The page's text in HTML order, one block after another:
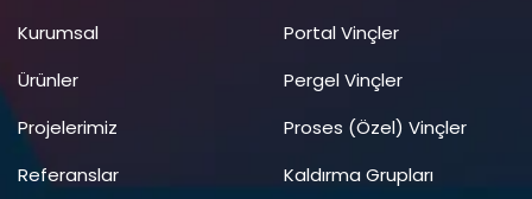
Kurumsal
Ürünler
Projelerimiz
Referanslar
Portal Vinçler
Pergel Vinçler
Proses (Özel) Vinçler
Kaldırma Grupları